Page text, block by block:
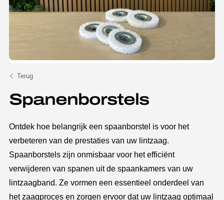
Terug
Spanenborstels
Ontdek hoe belangrijk een spaanborstel is voor het
verbeteren van de prestaties van uw lintzaag.
Spaanborstels zijn onmisbaar voor het efficiënt
verwijderen van spanen uit de spaankamers van uw
lintzaagband. Ze vormen een essentieel onderdeel van
het zaagproces en zorgen ervoor dat uw lintzaag optimaal